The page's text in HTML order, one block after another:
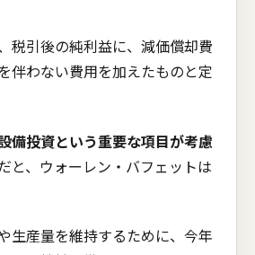
税引後の純利益に、減価償却費
伴わない費用を加えたものと定
備投資という重要な項目が考慮
と、ウォーレン・バフェットは
生産量を維持するために、今年